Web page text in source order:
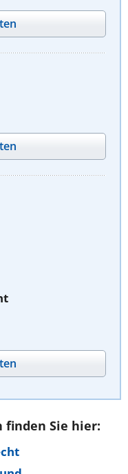
finden Sie hier: